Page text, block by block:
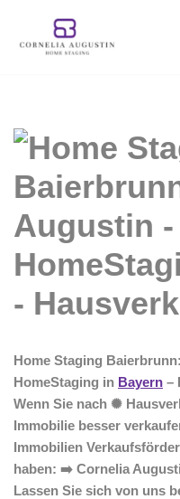
Zum
Home Staging
HomeStaging in Bayern –
Wenn Sie nach ✺
Immobilie besser
Immobilien
haben: ➡️ Cornelia
Lassen Sie sich von uns